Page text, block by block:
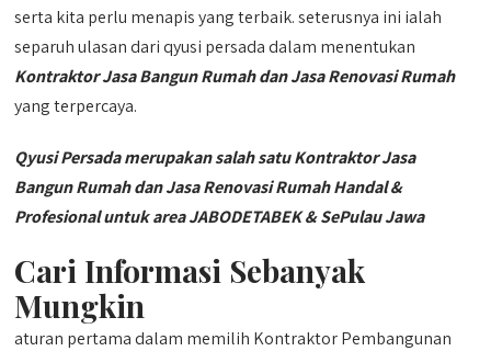
serta kita perlu menapis yang terbaik. seterusnya ini ialah
separuh ulasan dari qyusi persada dalam menentukan
Kontraktor Jasa Bangun Rumah dan Jasa Renovasi Rumah
yang terpercaya.
Qyusi Persada merupakan salah satu Kontraktor Jasa
Bangun Rumah dan Jasa Renovasi Rumah Handal &
Profesional untuk area JABODETABEK & SePulau Jawa
Cari Informasi Sebanyak
Mungkin
aturan pertama dalam memilih Kontraktor Pembangunan